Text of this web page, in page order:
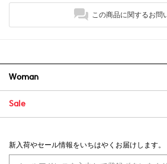
この商品に関するお問
Woman
Sale
新入荷やセール情報をいちはやくお届けします。